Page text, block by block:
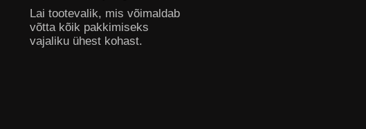
Lai tootevalik, mis võimaldab
võtta kõik pakkimiseks
vajaliku ühest kohast.